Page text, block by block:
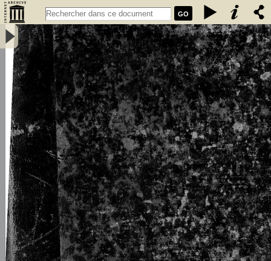
GO
L\'émigration bretonne en Armorique du Ve au VIIe siècle de notre
ère : thèse pour le doctorat - Loth, Joseph (1847-1934)